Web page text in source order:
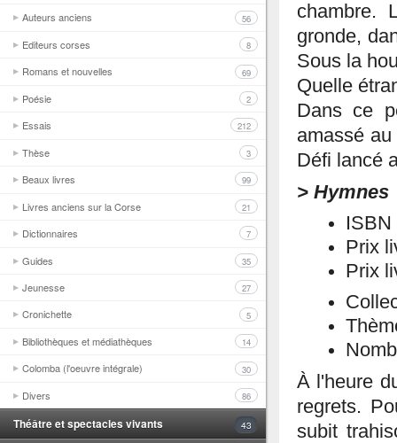
Auteurs anciens 56
Editeurs corses 8
Romans et nouvelles 69
Poésie 2
Essais 212
Thèse 3
Beaux livres 99
Livres anciens sur la Corse 21
Dictionnaires 7
Guides 35
Jeunesse 27
Cronichette 5
Bibliothèques et médiathèques 14
Colomba (l'oeuvre intégrale) 30
Divers 86
Théâtre et spectacles vivants 43
chambre.
gronde,
Sous la
Quelle
Dans ce
amassé
Défi lancé
> Hymnes
ISBN
Prix
Prix
À l'heure
regrets.
subit